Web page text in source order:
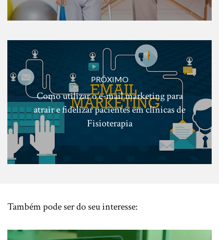
PRÓXIMO
Como utilizar o e-mail marketing para
atrair e fidelizar pacientes em clínicas de
Fisioterapia
Também pode ser do seu interesse: